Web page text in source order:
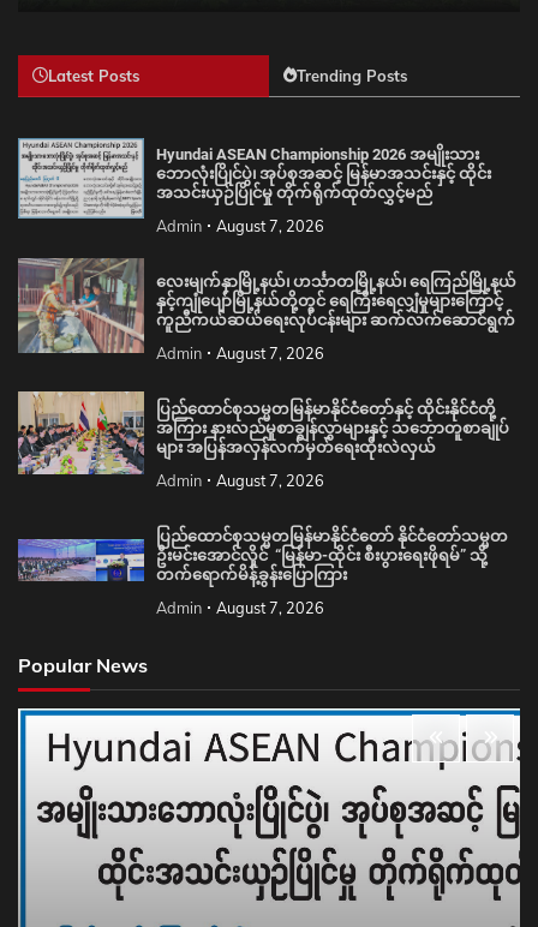
Latest Posts Trending Posts
Hyundai ASEAN Championship 2026 အမျိုးသား
ဘောလုံးပြိုင်ပွဲ၊ အုပ်စုအဆင့် မြန်မာအသင်းနှင့် ထိုင်း
အသင်းယှဉ်ပြိုင်မှု တိုက်ရိုက်ထုတ်လွှင့်မည်
Admin August 7, 2026
လေးမျက်နှာမြို့နယ်၊ ဟင်္သာတမြို့နယ်၊ ရေကြည်မြို့နယ်
နှင့်ကျုံပျော်မြို့နယ်တို့တွင် ရေကြီးရေလျှံမှုများကြောင့်
ကူညီကယ်ဆယ်ရေးလုပ်ငန်းများ ဆက်လက်ဆောင်ရွက်
Admin August 7, 2026
ပြည်ထောင်စုသမ္မတမြန်မာနိုင်ငံတော်နှင့် ထိုင်းနိုင်ငံတို့
အကြား နားလည်မှုစာချွန်လွှာများနှင့် သဘောတူစာချုပ်
များ အပြန်အလှန်လက်မှတ်ရေးထိုးလဲလှယ်
Admin August 7, 2026
ပြည်ထောင်စုသမ္မတမြန်မာနိုင်ငံတော် နိုင်ငံတော်သမ္မတ
ဦးမင်းအောင်လှိုင် “မြန်မာ-ထိုင်း စီးပွားရေးဖိုရမ်” သို့
တက်ရောက်မိန့်ခွန်းပြောကြား
Admin August 7, 2026
Popular News